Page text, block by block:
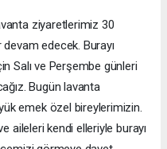
ziyaretlerimiz 30
edecek. Burayı
Salı ve Perşembe günleri
Bugün lavanta
emek özel bireylerimizin.
aileleri kendi elleriyle burayı